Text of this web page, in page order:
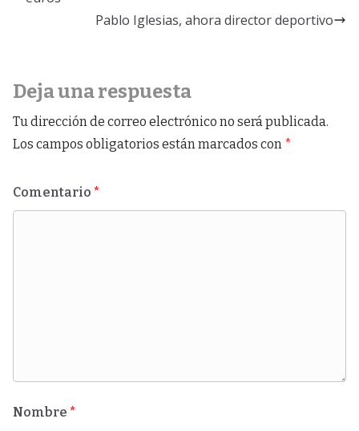
Pablo Iglesias, ahora director deportivo
Deja una respuesta
Tu dirección de correo electrónico no será publicada.
Los campos obligatorios están marcados con *
Comentario *
Nombre *